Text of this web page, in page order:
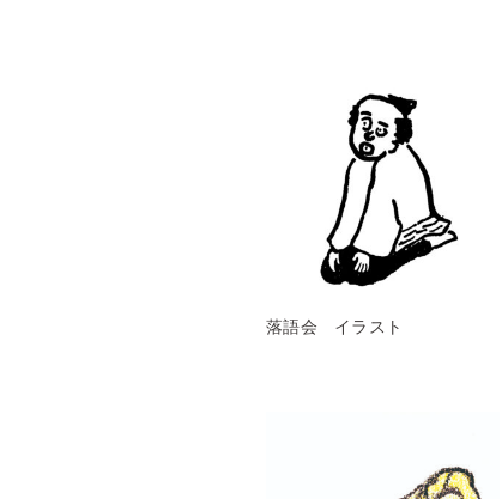
落語会 イラスト